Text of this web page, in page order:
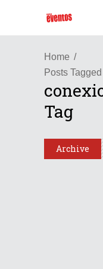
Home
Posts
Tag
Archive